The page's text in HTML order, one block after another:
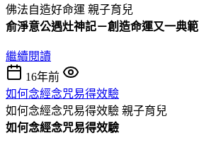
佛法自造好命運 親子育兒
俞淨意公遇灶神記－創造命運又一典範
繼續閱讀
16年前
如何念經念咒易得效驗
如何念經念咒易得效驗 親子育兒
如何念經念咒易得效驗